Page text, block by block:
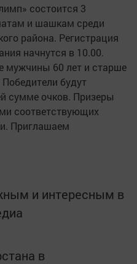
состоится 3
и шашкам среди
района. Регистрация
начнутся в 10.00.
мужчины 60 лет и старше
будут
сумме очков. Призеры
соответствующих
Приглашаем
и интересным в
в